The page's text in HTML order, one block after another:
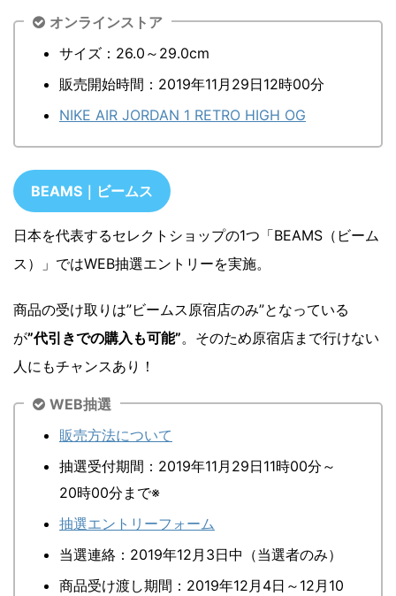
オンラインストア
サイズ：26.0～29.0cm
販売開始時間：2019年11月29日12時00分
NIKE AIR JORDAN 1 RETRO HIGH OG
BEAMS｜ビームス
日本を代表するセレクトショップの1つ「BEAMS（ビーム
ス）」ではWEB抽選エントリーを実施。
商品の受け取りは”ビームス原宿店のみ”となっている
が”代引きでの購入も可能”。そのため原宿店まで行けない
人にもチャンスあり！
WEB抽選
販売方法について
抽選受付期間：2019年11月29日11時00分～
20時00分まで※
抽選エントリーフォーム
当選連絡：2019年12月3日中（当選者のみ）
商品受け渡し期間：2019年12月4日～12月10